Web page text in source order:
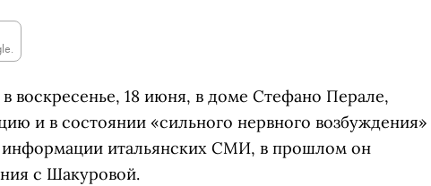
воскресенье, 18 июня, в доме Стефано Перале,
и в состоянии «сильного нервного возбуждения»
информации итальянских СМИ, в прошлом он
с Шакуровой.